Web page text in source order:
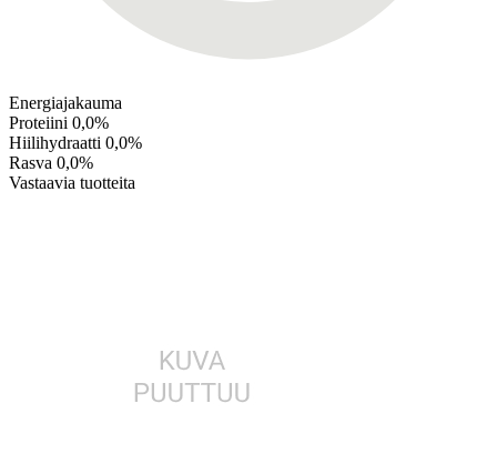
Energiajakauma
Proteiini 0,0%
Hiilihydraatti 0,0%
Rasva 0,0%
Vastaavia tuotteita